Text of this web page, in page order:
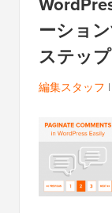
ーショ
ステップ
編集スタッフ |